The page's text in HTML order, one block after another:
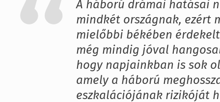
A háború drámai hatásai
mindkét országnak, ezért
mielőbbi békében
még mindig jóval
hogy napjainkban is sok
amely a háború
eszkalációjának rizikóját